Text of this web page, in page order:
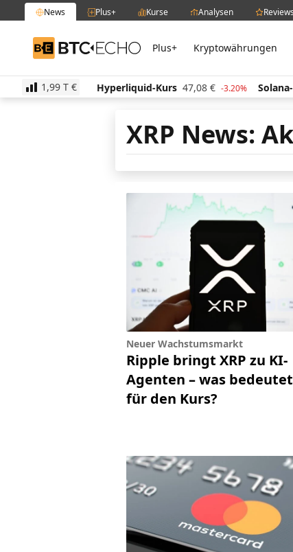
News Plus+ Kurse Analysen Reviews
BTC-ECHO Plus+ Kryptowährungen
1,99 T €
513,94 € 0.40% Hyperliquid-Kurs 47,08 € -3.20% Solana-
XRP News:
Neuer Wachstumsmarkt
Ripple bringt XRP zu KI-
Agenten – was
für den Kurs?